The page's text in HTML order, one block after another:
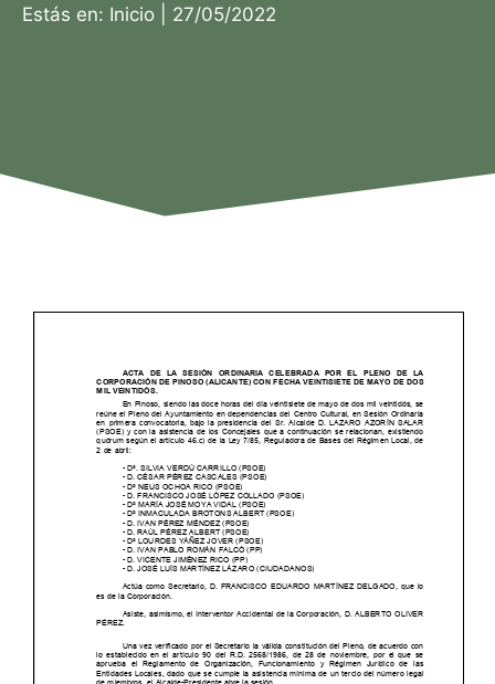
Estás en: Inicio 27/05/2022